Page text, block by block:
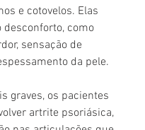
e cotovelos. Elas
como
sensação de
da pele.
graves, os pacientes
artrite psoriásica,